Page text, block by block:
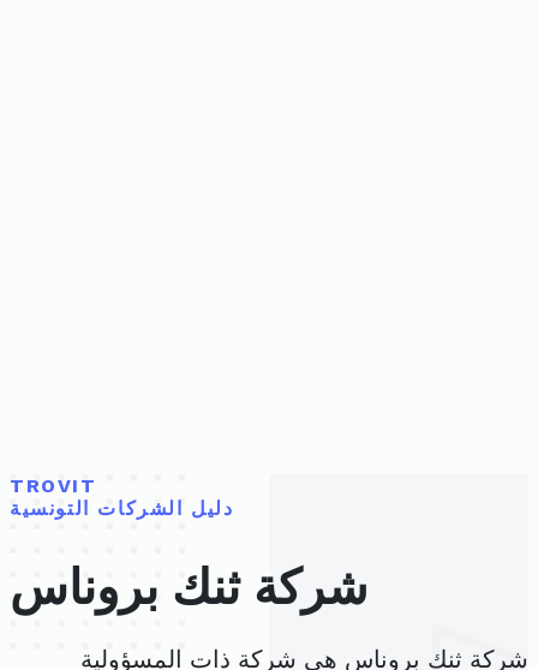
TROVIT
دليل الشركات التونسية
شركة ثنك بروناس
شركة ثنك بروناس هي شركة ذات المسؤولية